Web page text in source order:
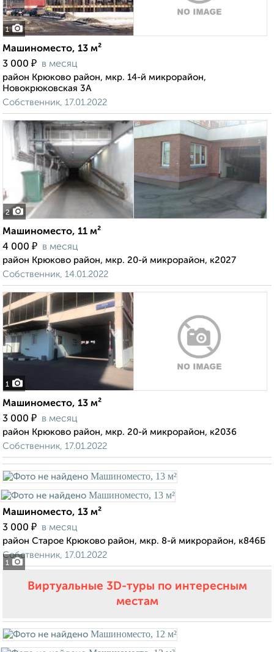
1
Машиноместо, 13 м²
3 000 ₽ в месяц
район Крюково район, мкр. 14-й микрорайон,
Новокрюковская 3А
Собственник, 17.01.2022
2
Машиноместо, 11 м²
4 000 ₽ в месяц
район Крюково район, мкр. 20-й микрорайон, к2027
Собственник, 14.01.2022
1
Машиноместо, 13 м²
3 000 ₽ в месяц
район Крюково район, мкр. 20-й микрорайон, к2036
Собственник, 17.01.2022
1
Машиноместо, 13 м²
3 000 ₽ в месяц
район Старое Крюково район, мкр. 8-й микрорайон, к846Б
Собственник, 17.01.2022
Виртуальные 3D-туры по интересным
местам